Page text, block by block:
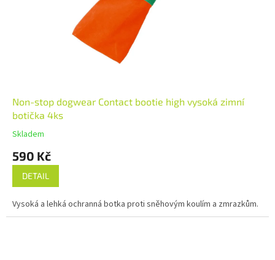
Non-stop dogwear Contact bootie high vysoká zimní
botička 4ks
Skladem
590 Kč
DETAIL
Vysoká a lehká ochranná botka proti sněhovým koulím a zmrazkům.